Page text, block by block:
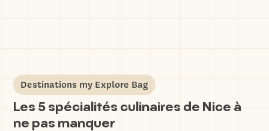
Destinations my Explore Bag
Les 5 spécialités culinaires de Nice à
ne pas manquer